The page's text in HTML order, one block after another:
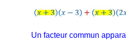
Un facteur commun